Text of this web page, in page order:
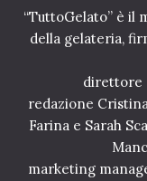
“TuttoGelato” è il
della gelateria,
direttore
redazione
Farina e Sarah
marketing